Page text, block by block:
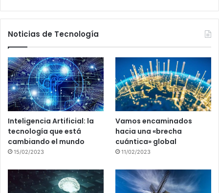
Noticias de Tecnología
Inteligencia Artificial: la
tecnología que está
cambiando el mundo
15/02/2023
Vamos encaminados
hacia una «brecha
cuántica» global
11/02/2023